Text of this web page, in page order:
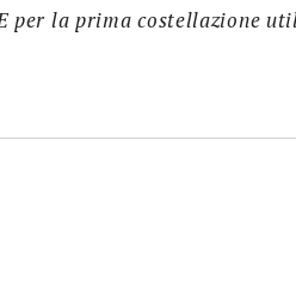
per la prima costellazione